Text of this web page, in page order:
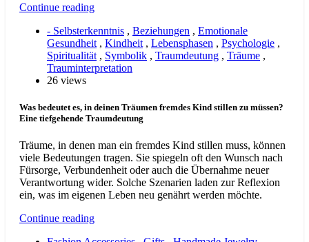
Continue reading
- Selbsterkenntnis , Beziehungen , Emotionale
Gesundheit , Kindheit , Lebensphasen , Psychologie ,
Spiritualität , Symbolik , Traumdeutung , Träume ,
Trauminterpretation
26 views
Was bedeutet es, in deinen Träumen fremdes Kind stillen zu müssen?
Eine tiefgehende Traumdeutung
Träume, in denen man ein fremdes Kind stillen muss, können
viele Bedeutungen tragen. Sie spiegeln oft den Wunsch nach
Fürsorge, Verbundenheit oder auch die Übernahme neuer
Verantwortung wider. Solche Szenarien laden zur Reflexion
ein, was im eigenen Leben neu genährt werden möchte.
Continue reading